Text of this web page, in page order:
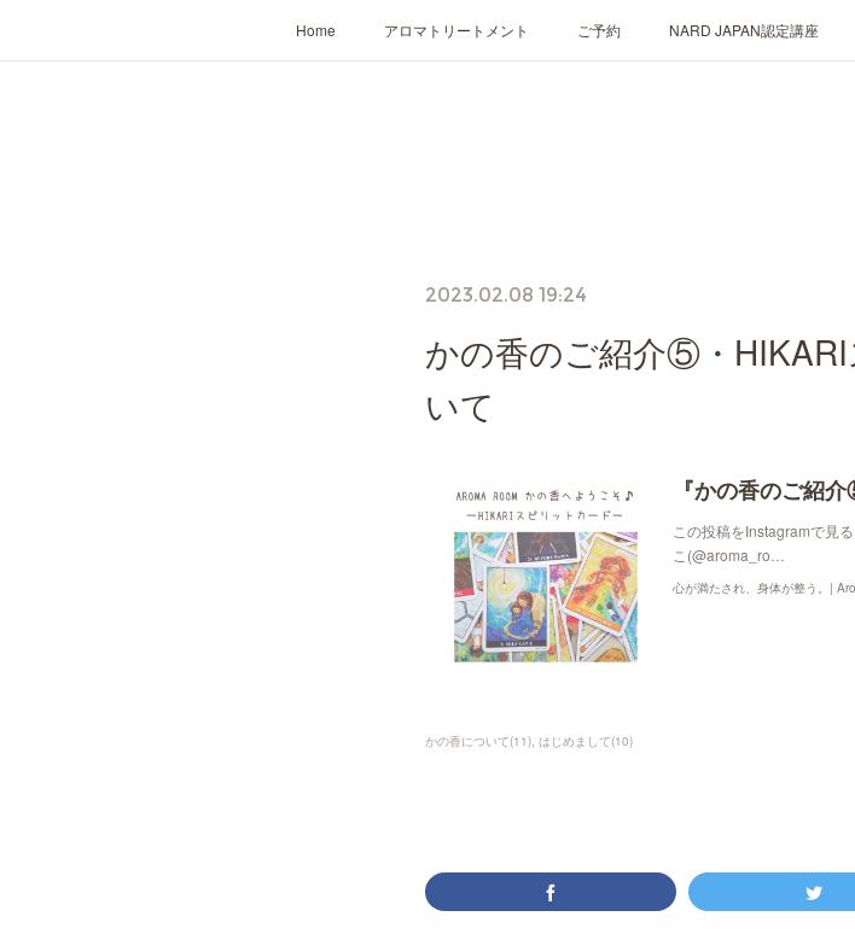
Home アロマトリートメント ご予約 NARD JAPAN認定講座
2023.02.08 19:24
かの香のご紹介⑤・
いて
この投稿をInstagramで見
こ(@aroma_ro…
心が満たされ、身体が整う。|
かの香について(11) はじめまして(10)